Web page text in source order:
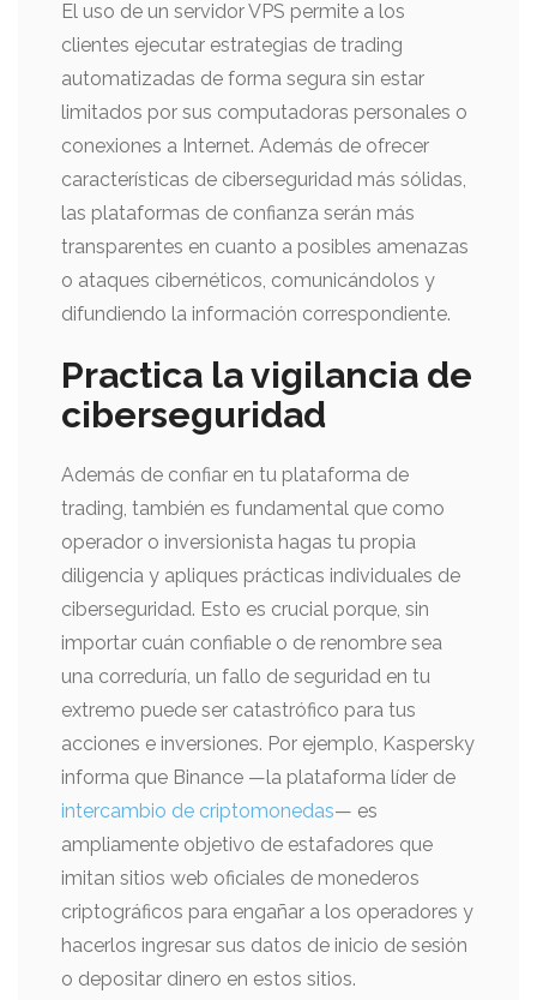
El uso de un servidor VPS permite a los
clientes ejecutar estrategias de trading
automatizadas de forma segura sin estar
limitados por sus computadoras personales o
conexiones a Internet. Además de ofrecer
características de ciberseguridad más sólidas,
las plataformas de confianza serán más
transparentes en cuanto a posibles amenazas
o ataques cibernéticos, comunicándolos y
difundiendo la información correspondiente.
Practica la vigilancia de
ciberseguridad
Además de confiar en tu plataforma de
trading, también es fundamental que como
operador o inversionista hagas tu propia
diligencia y apliques prácticas individuales de
ciberseguridad. Esto es crucial porque, sin
importar cuán confiable o de renombre sea
una correduría, un fallo de seguridad en tu
extremo puede ser catastrófico para tus
acciones e inversiones. Por ejemplo, Kaspersky
informa que Binance —la plataforma líder de
intercambio de criptomonedas— es
ampliamente objetivo de estafadores que
imitan sitios web oficiales de monederos
criptográficos para engañar a los operadores y
hacerlos ingresar sus datos de inicio de sesión
o depositar dinero en estos sitios.